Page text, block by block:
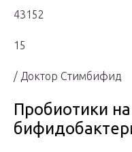
43152
15
/ Доктор Стимбифид
Пробиотики